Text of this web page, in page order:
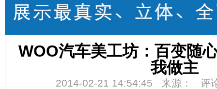
WOO汽车美工坊：百变随
我做主
2014-02-21 14:54:45 来源： 评